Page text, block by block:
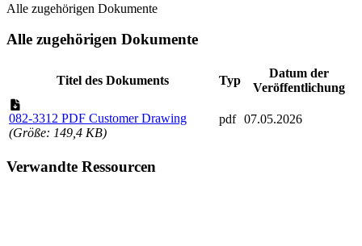
Alle zugehörigen Dokumente
Alle zugehörigen Dokumente
Titel des Dokuments Typ
Datum der
Veröffentlichung
082-3312 PDF Customer Drawing
(Größe: 149,4 KB)
pdf 07.05.2026
Verwandte Ressourcen